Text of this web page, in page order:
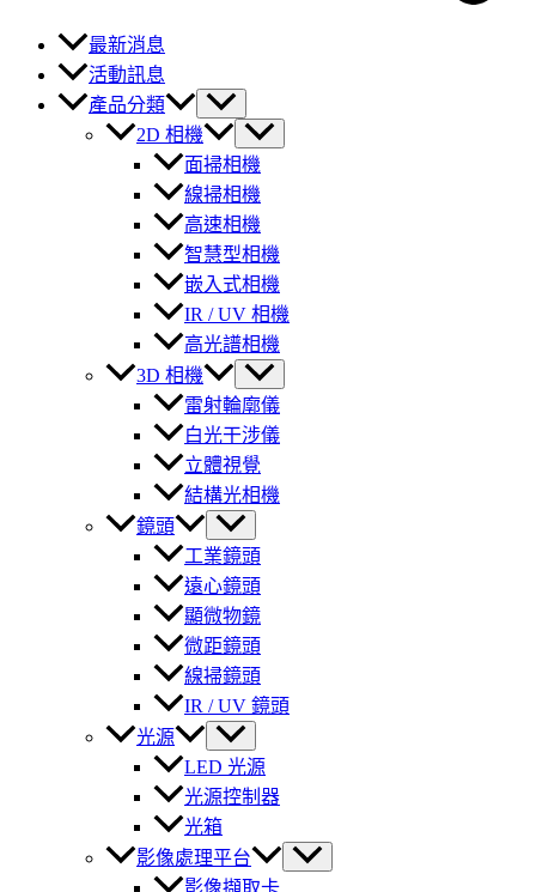
最新消息
活動訊息
產品分類
2D 相機
面掃相機
線掃相機
高速相機
智慧型相機
嵌入式相機
IR / UV 相機
高光譜相機
3D 相機
雷射輪廓儀
白光干涉儀
立體視覺
結構光相機
鏡頭
工業鏡頭
遠心鏡頭
顯微物鏡
微距鏡頭
線掃鏡頭
IR / UV 鏡頭
光源
LED 光源
光源控制器
光箱
影像處理平台